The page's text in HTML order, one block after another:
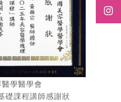
學醫學會
礎課程講師感謝狀